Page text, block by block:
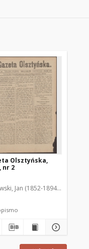
Olsztyńska,
nr 2
Jan (1852-1894). Red.